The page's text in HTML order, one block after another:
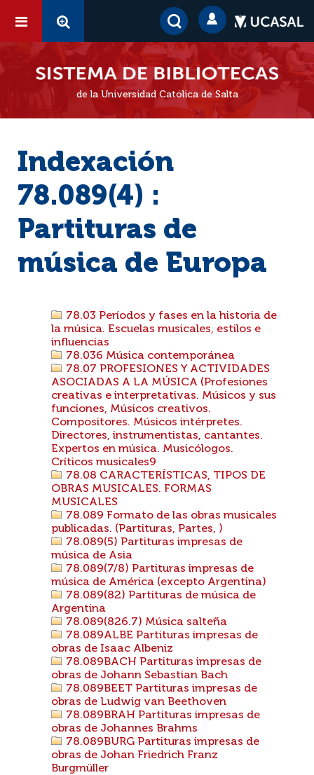
de la Universidad Católica de Salta
Indexación
78.089(4) :
Partituras de
música de Europa
78.03 Períodos y fases en la historia de
la música. Escuelas musicales, estilos e
influencias
78.036 Música contemporánea
78.07 PROFESIONES Y ACTIVIDADES
ASOCIADAS A LA MÚSICA (Profesiones
creativas e interpretativas. Músicos y sus
funciones, Músicos creativos.
Compositores. Músicos intérpretes.
Directores, instrumentistas, cantantes.
Expertos en música. Musicólogos.
Críticos musicales9
78.08 CARACTERÍSTICAS, TIPOS DE
OBRAS MUSICALES. FORMAS
MUSICALES
78.089 Formato de las obras musicales
publicadas. (Partituras, Partes, )
78.089(5) Partituras impresas de
música de Asia
78.089(7/8) Partituras impresas de
música de América (excepto Argentina)
78.089(82) Partituras de música de
Argentina
78.089(826.7) Música salteña
78.089ALBE Partituras impresas de
obras de Isaac Albeniz
78.089BACH Partituras impresas de
obras de Johann Sebastian Bach
78.089BEET Partituras impresas de
obras de Ludwig van Beethoven
78.089BRAH Partituras impresas de
obras de Johannes Brahms
78.089BURG Partituras impresas de
obras de Johan Friedrich Franz
Burgmüller